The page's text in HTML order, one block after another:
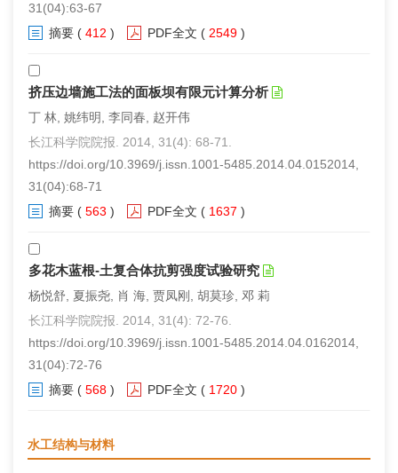
31(04):63-67
摘要 ( 412 ) PDF全文 ( 2549 )
挤压边墙施工法的面板坝有限元计算分析
丁 林, 姚纬明, 李同春, 赵开伟
长江科学院院报. 2014, 31(4): 68-71.
https://doi.org/10.3969/j.issn.1001-5485.2014.04.0152014,
31(04):68-71
摘要 ( 563 ) PDF全文 ( 1637 )
多花木蓝根-土复合体抗剪强度试验研究
杨悦舒, 夏振尧, 肖 海, 贾凤刚, 胡莫珍, 邓 莉
长江科学院院报. 2014, 31(4): 72-76.
https://doi.org/10.3969/j.issn.1001-5485.2014.04.0162014,
31(04):72-76
摘要 ( 568 ) PDF全文 ( 1720 )
水工结构与材料